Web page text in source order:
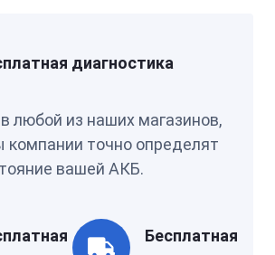
диагностика
любой из наших магазинов,
компании точно определят
вашей АКБ.
Бесплатная